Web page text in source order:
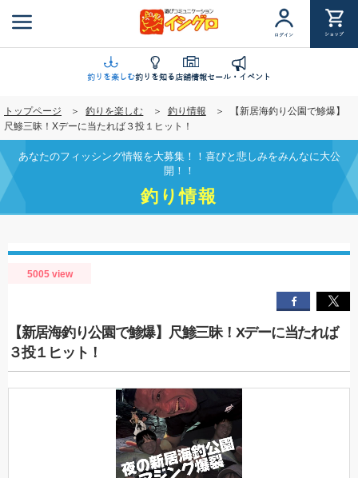
ン
ツ
移
動
ログイン ショップ
釣りを楽しむ釣りを知る店舗情報セール・イベント
トップページ 釣りを楽しむ 釣り情報
【新居海釣り公園で鯵爆】
尺鯵三昧！Xデーに当たれば３投１ヒット！
あなたのフィッシング情報を大募集！！喜びと悲しみをみんなに大公
開！！
釣り情報
5005 view
【新居海釣り公園で鯵爆】尺鯵三昧！Xデーに当たれば
３投１ヒット！